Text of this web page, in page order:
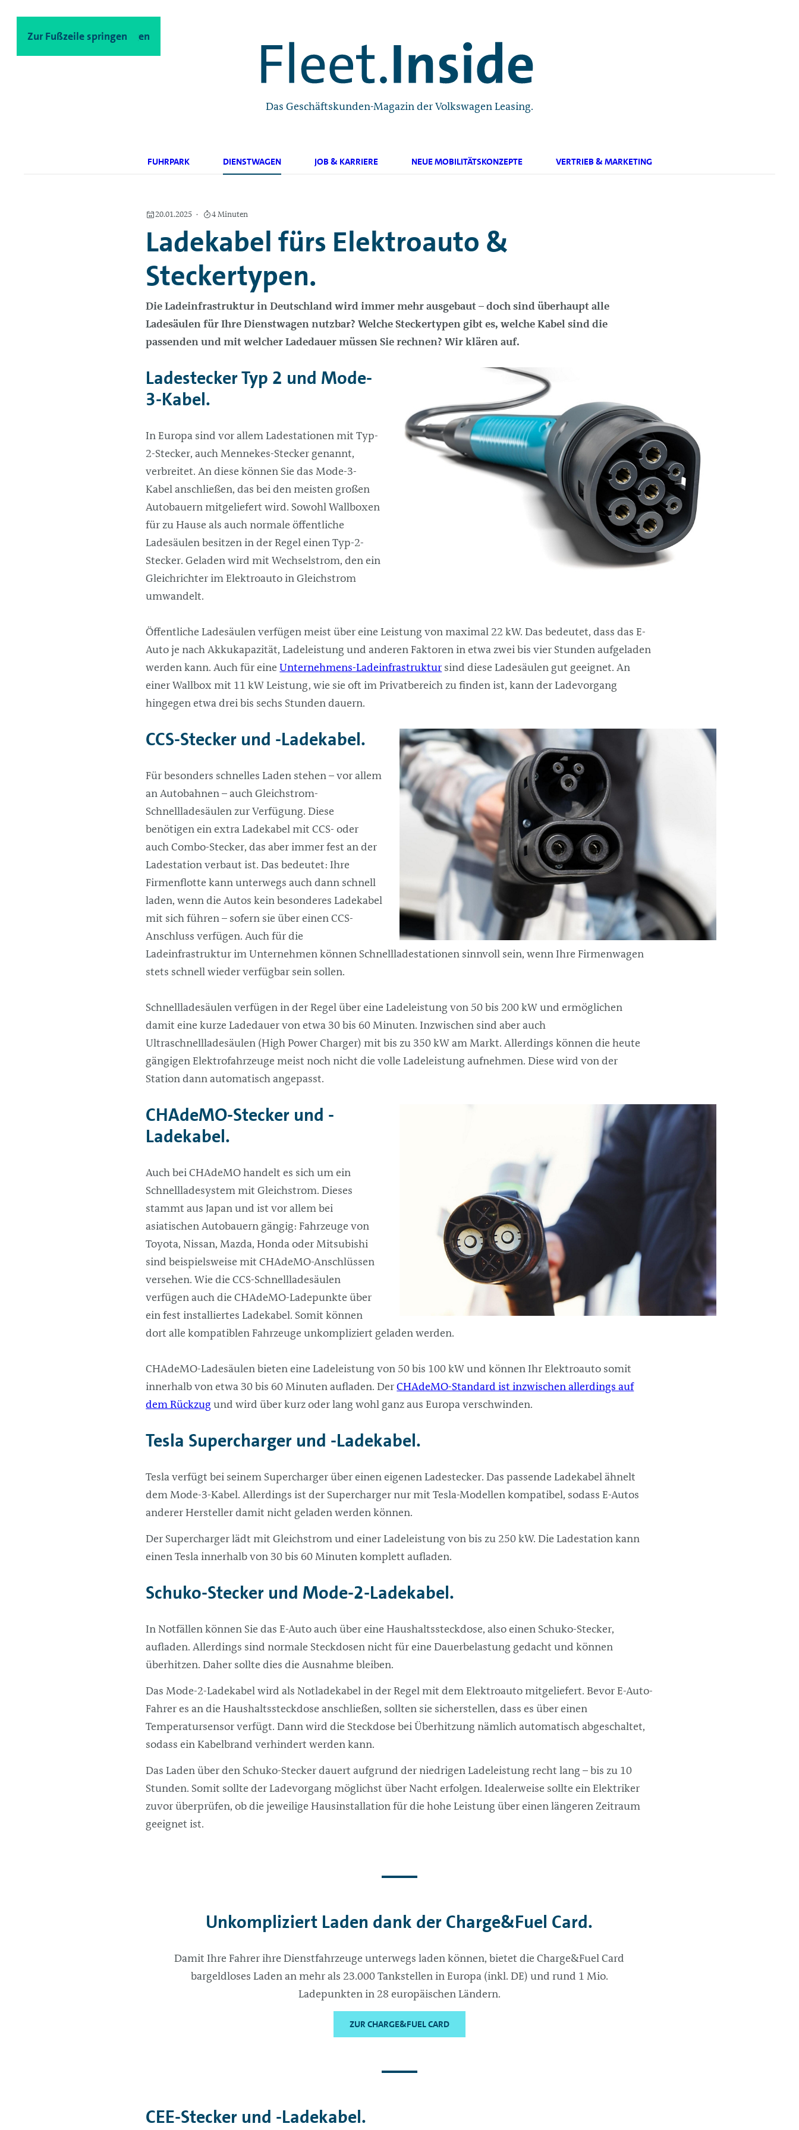
Zum Hauptinhalt springen
Zur Fußzeile springen
Das Geschäftskunden-Magazin der Volkswagen Leasing.
FUHRPARK DIENSTWAGEN JOB & KARRIERE NEUE MOBILITÄTSKONZEPTE VERTRIEB & MARKETING
20.01.2025 4 Minuten
Ladekabel fürs Elektroauto &
Steckertypen.
Die Ladeinfrastruktur in Deutschland wird immer mehr ausgebaut – doch sind überhaupt alle
Ladesäulen für Ihre Dienstwagen nutzbar? Welche Steckertypen gibt es, welche Kabel sind die
passenden und mit welcher Ladedauer müssen Sie rechnen? Wir klären auf.
Ladestecker Typ 2 und Mode-
3-Kabel.
In Europa sind vor allem Ladestationen mit Typ-
2-Stecker, auch Mennekes-Stecker genannt,
verbreitet. An diese können Sie das Mode-3-
Kabel anschließen, das bei den meisten großen
Autobauern mitgeliefert wird. Sowohl Wallboxen
für zu Hause als auch normale öffentliche
Ladesäulen besitzen in der Regel einen Typ-2-
Stecker. Geladen wird mit Wechselstrom, den ein
Gleichrichter im Elektroauto in Gleichstrom
umwandelt.
Öffentliche Ladesäulen verfügen meist über eine Leistung von maximal 22 kW. Das bedeutet, dass das E-
Auto je nach Akkukapazität, Ladeleistung und anderen Faktoren in etwa zwei bis vier Stunden aufgeladen
werden kann. Auch für eineUnternehmens-Ladeinfrastruktur sind diese Ladesäulen gut geeignet. An
einerWallboxmit 11 kW Leistung, wie sie oft im Privatbereich zu finden ist, kann der Ladevorgang
hingegen etwa drei bis sechs Stunden dauern.
CCS-Stecker und -Ladekabel.
Für besonders schnelles Laden stehen – vor allem
an Autobahnen – auch Gleichstrom-
Schnellladesäulen zur Verfügung. Diese
benötigen ein extra Ladekabel mit CCS- oder
auch Combo-Stecker, das aber immer fest an der
Ladestation verbaut ist. Das bedeutet: Ihre
Firmenflotte kann unterwegs auch dann schnell
laden, wenn die Autos kein besonderes Ladekabel
mit sich führen – sofern sie über einen CCS-
Anschluss verfügen. Auch für die
Ladeinfrastruktur im Unternehmen können Schnellladestationen sinnvoll sein, wenn Ihre Firmenwagen
stets schnell wieder verfügbar sein sollen.
Schnellladesäulen verfügen in der Regel über eine Ladeleistung von 50 bis 200 kW und ermöglichen
damit eine kurze Ladedauer von etwa 30 bis 60 Minuten. Inzwischen sind aber auch
Ultraschnellladesäulen (High Power Charger) mit bis zu 350 kW am Markt. Allerdings können die heute
gängigen Elektrofahrzeuge meist noch nicht die volle Ladeleistung aufnehmen. Diese wird von der
Station dann automatisch angepasst.
CHAdeMO-Stecker und -
Ladekabel.
Auch bei CHAdeMO handelt es sich um ein
Schnellladesystem mit Gleichstrom. Dieses
stammt aus Japan und ist vor allem bei
asiatischen Autobauern gängig: Fahrzeuge von
Toyota, Nissan, Mazda, Honda oder Mitsubishi
sind beispielsweise mit CHAdeMO-Anschlüssen
versehen. Wie die CCS-Schnellladesäulen
verfügen auch die CHAdeMO-Ladepunkte über
ein fest installiertes Ladekabel. Somit können
dort alle kompatiblen Fahrzeuge unkompliziert geladen werden.
CHAdeMO-Ladesäulen bieten eine Ladeleistung von 50 bis 100 kW und können Ihr Elektroauto somit
innerhalb von etwa 30 bis 60 Minuten aufladen. DerCHAdeMO-Standard ist inzwischen allerdings auf
dem Rückzug und wird über kurz oder lang wohl ganz aus Europa verschwinden.
Tesla Supercharger und -Ladekabel.
Tesla verfügt bei seinem Supercharger über einen eigenen Ladestecker. Das passende Ladekabel ähnelt
dem Mode-3-Kabel. Allerdings ist der Supercharger nur mit Tesla-Modellen kompatibel, sodass E-Autos
anderer Hersteller damit nicht geladen werden können.
Der Supercharger lädt mit Gleichstrom und einer Ladeleistung von bis zu 250 kW. Die Ladestation kann
einen Tesla innerhalb von 30 bis 60 Minuten komplett aufladen.
Schuko-Stecker und Mode-2-Ladekabel.
In Notfällen können Sie das E-Auto auch über eine Haushaltssteckdose, also einen Schuko-Stecker,
aufladen. Allerdings sind normale Steckdosen nicht für eine Dauerbelastung gedacht und können
überhitzen. Daher sollte dies die Ausnahme bleiben.
Das Mode-2-Ladekabel wird als Notladekabel in der Regel mit dem Elektroauto mitgeliefert. Bevor E-Auto-
Fahrer es an die Haushaltssteckdose anschließen, sollten sie sicherstellen, dass es über einen
Temperatursensor verfügt. Dann wird die Steckdose bei Überhitzung nämlich automatisch abgeschaltet,
sodass ein Kabelbrand verhindert werden kann.
Das Laden über den Schuko-Stecker dauert aufgrund der niedrigen Ladeleistung recht lang – bis zu 10
Stunden. Somit sollte der Ladevorgang möglichst über Nacht erfolgen. Idealerweise sollte ein Elektriker
zuvor überprüfen, ob die jeweilige Hausinstallation für die hohe Leistung über einen längeren Zeitraum
geeignet ist.
Unkompliziert Laden dank der Charge&Fuel Card.
Damit Ihre Fahrer ihre Dienstfahrzeuge unterwegs laden können, bietet die Charge&Fuel Card
bargeldloses Laden an mehr als 23.000 Tankstellen in Europa (inkl. DE) und rund 1 Mio.
Ladepunkten in 28 europäischen Ländern.
ZUR CHARGE&FUEL CARD
CEE-Stecker und -Ladekabel.